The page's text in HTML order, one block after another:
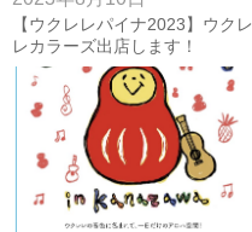
【ウクレレパイナ2023】ウクレ
レカラーズ出店します！
【8/19(sat)】